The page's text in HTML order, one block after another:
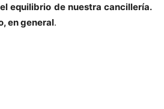
equilibrio de nuestra cancillería.
en general.